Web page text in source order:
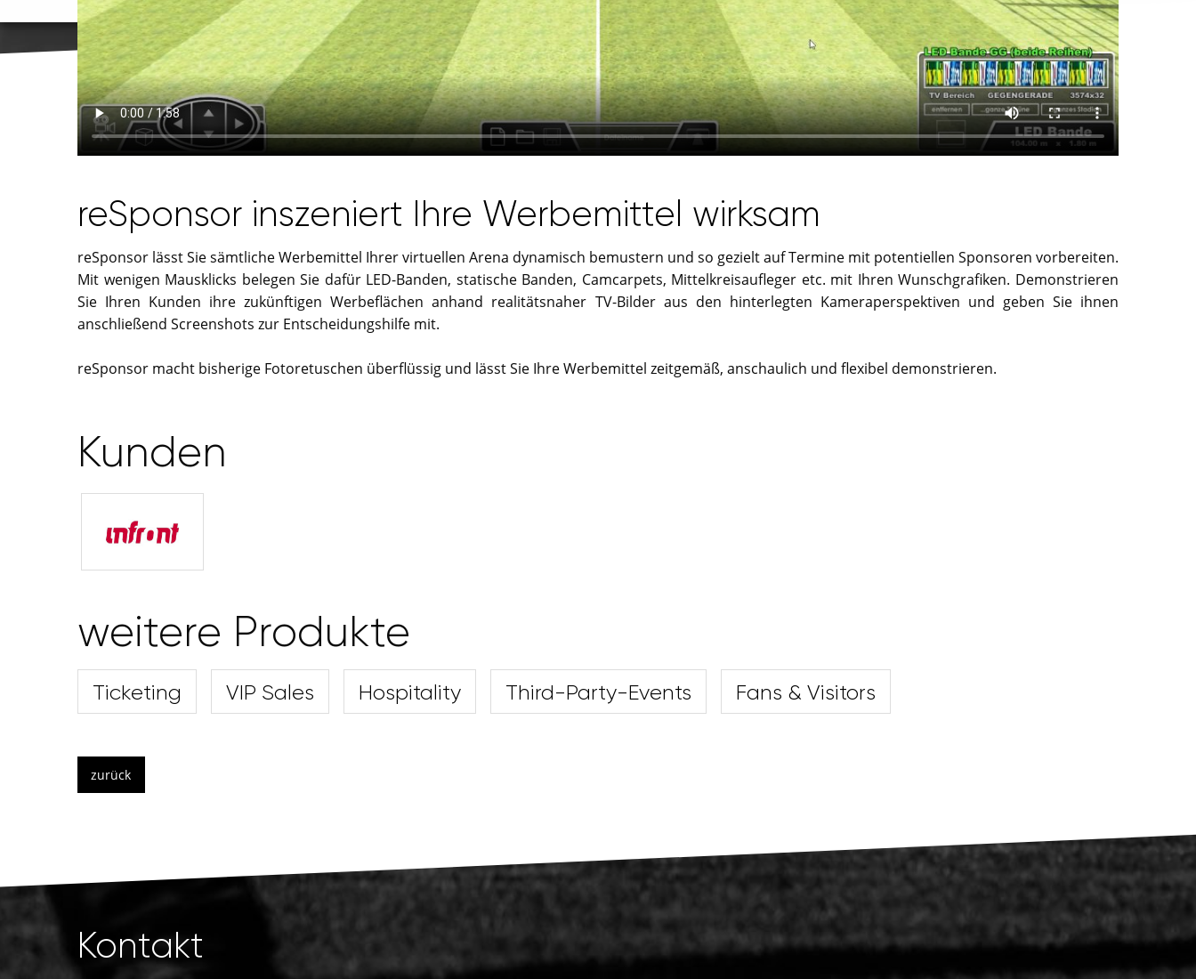
reSponsor inszeniert Ihre Werbemittel wirksam
reSponsor lässt Sie sämtliche Werbemittel Ihrer virtuellen Arena dynamisch bemustern und so gezielt auf Termine mit potentiellen Sponsoren vorbereiten.
Mit wenigen Mausklicks belegen Sie dafür LED-Banden, statische Banden, Camcarpets, Mittelkreisaufleger etc. mit Ihren Wunschgrafiken. Demonstrieren
Sie Ihren Kunden ihre zukünftigen Werbeflächen anhand realitätsnaher TV-Bilder aus den hinterlegten Kameraperspektiven und geben Sie ihnen
anschließend Screenshots zur Entscheidungshilfe mit.
reSponsor macht bisherige Fotoretuschen überflüssig und lässt Sie Ihre Werbemittel zeitgemäß, anschaulich und flexibel demonstrieren.
Kunden
infront
weitere Produkte
Ticketing VIP Sales Hospitality Third-Party-Events Fans & Visitors
zurück
Kontakt